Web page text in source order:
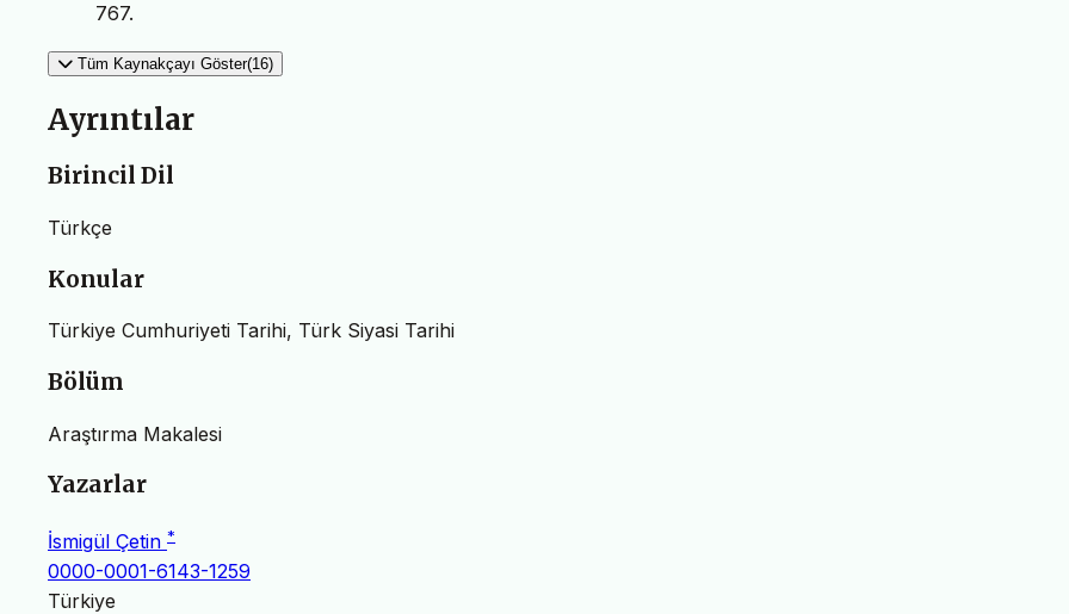
767.
Tüm Kaynakçayı Göster(16)
Ayrıntılar
Birincil Dil
Türkçe
Konular
Türkiye Cumhuriyeti Tarihi, Türk Siyasi Tarihi
Bölüm
Araştırma Makalesi
Yazarlar
İsmigül Çetin *
0000-0001-6143-1259
Türkiye